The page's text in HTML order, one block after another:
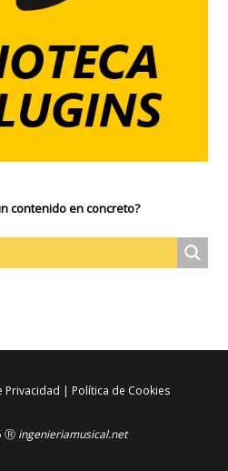
contenido en concreto?
Privacidad | Política de Cookies
Ⓡ ingenieriamusical.net